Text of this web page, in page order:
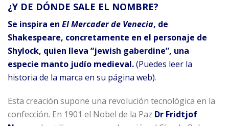
¿Y DE DÓNDE SALE EL NOMBRE?
Se inspira en El Mercader de Venecia, de
Shakespeare, concretamente en el personaje de
Shylock, quien lleva “jewish gaberdine”, una
especie manto judío medieval.(Puedes leer la
historia de la marca en su página web).
Esta creación supone una revolución tecnológica en la
confección. En 1901 el Nobel de la Paz Dr Fridtjof